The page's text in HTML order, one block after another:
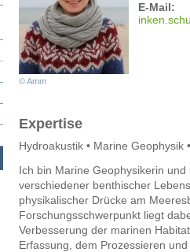
© Amm
E-Mail:
inke
Expertise
Hydroakustik • Marine Geophysik
Ich bin Marine Geophysikerin
verschiedener benthischer
physikalischer Drücke am
Forschungsschwerpunkt liegt
Verbesserung der marinen
Erfassung, dem Prozessieren